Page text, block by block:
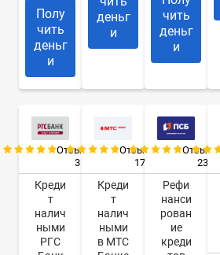
Полу
чить
деньг
и
деньг
и
чить
деньг
и
Отзывы:
3
Креди
т
налич
ными
РГС
Отзывы:
17
Креди
т
налич
ными
в МТС
23
Рефи
нанси
рован
ие
креди